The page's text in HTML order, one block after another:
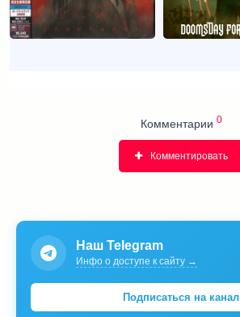
Комментарии 0
Комментировать
Наш Telegram
Инфо о доступе к сайту →
Подписаться на канал